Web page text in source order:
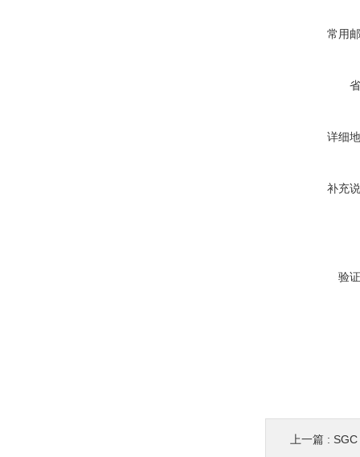
常用
详细
补充
验
上一篇 :